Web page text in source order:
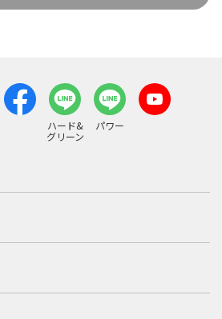
ハード&
グリーン
パワー